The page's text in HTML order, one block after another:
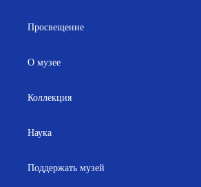
Просвещение
О музее
Коллекция
Наука
Поддержать музей